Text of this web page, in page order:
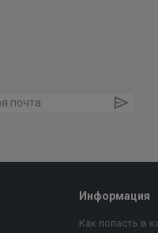
Информация
Как попасть в